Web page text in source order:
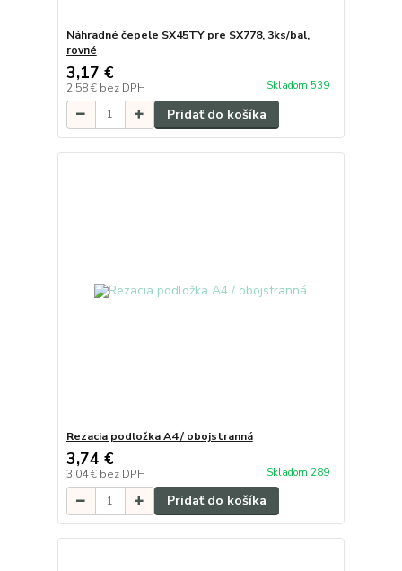
Náhradné čepele SX45TY pre SX778, 3ks/bal,
rovné
3,17 €
2,58 € bez DPH Skladom 539
Pridať do košíka
Rezacia podložka A4 / obojstranná
3,74 €
3,04 € bez DPH Skladom 289
Pridať do košíka